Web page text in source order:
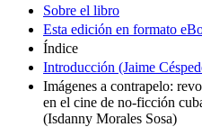
Sobre el libro
Esta edición en formato
Índice
Introducción (Jaime
Imágenes a contrapelo:
en el cine de no-ficción
(Isdanny Morales Sosa)